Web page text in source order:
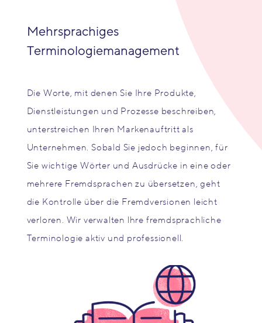
Mehrsprachiges
Terminologiemanagement
Die Worte, mit denen Sie Ihre Produkte,
Dienstleistungen und Prozesse beschreiben,
unterstreichen Ihren Markenauftritt als
Unternehmen. Sobald Sie jedoch beginnen, für
Sie wichtige Wörter und Ausdrücke in eine oder
mehrere Fremdsprachen zu übersetzen, geht
die Kontrolle über die Fremdversionen leicht
verloren. Wir verwalten lhre fremdsprachliche
Terminologie aktiv und professionell.